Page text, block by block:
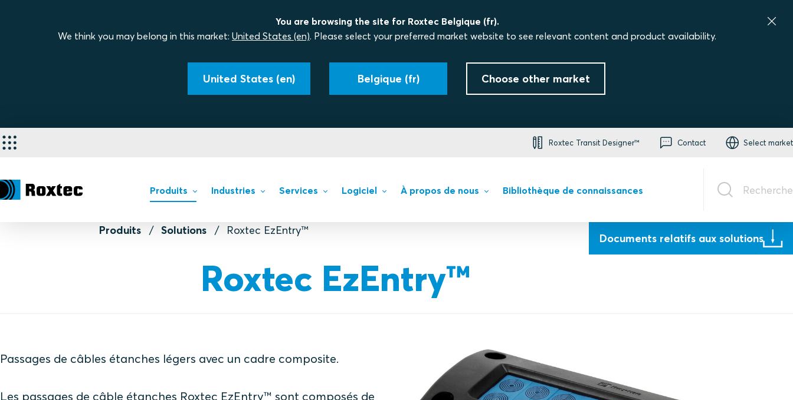
You are browsing the site for Roxtec Belgique (fr).
We think you may belong in this market: United States (en). Please select your preferred market website to see relevant content and product availability.
United States (en) Belgique (fr) Choose other market
Roxtec Transit Designer™ Contact Select market
Produits Industries Services Logiciel À propos de nous Bibliothèque de connaissances Recherche
Produits Solutions Roxtec EzEntry™
Roxtec EzEntry™
Documents relatifs aux solutions
Passages de câbles étanches légers avec un cadre composite.
Les passages de câble étanches Roxtec EzEntry™ sont composés de